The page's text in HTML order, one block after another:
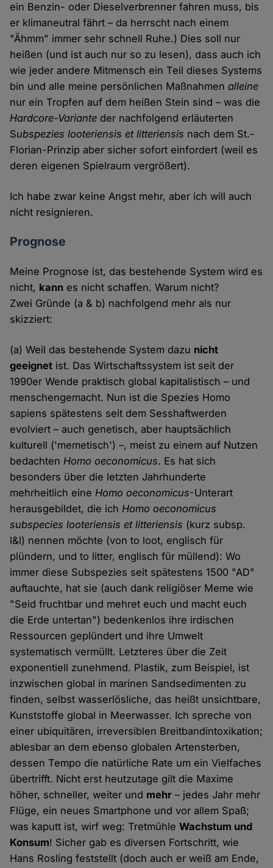
ein Benzin- oder Dieselverbrenner fahren muss, bis
er klimaneutral fährt – da herrscht nach einem
"Ähmm" immer sehr schnell Ruhe.) Dies soll nur
heißen (und ist auch nur so zu lesen), dass auch ich
wie jeder andere Mitmensch ein Teil dieses Systems
bin und alle meine persönlichen Maßnahmenalleine
nur ein Tropfen auf dem heißen Stein sind – was die
Hardcore-Variante der nachfolgend erläuterten
Subspezies looteriensis et litteriensis nach dem St.-
Florian-Prinzip aber sicher sofort einfordert (weil es
deren eigenen Spielraum vergrößert).
Ich habe zwar keine Angst mehr, aber ich will auch
nicht resignieren.
Prognose
Meine Prognose ist, das bestehende System wird es
nicht, kann es nicht schaffen. Warum nicht?
Zwei Gründe (a & b) nachfolgend mehr als nur
skizziert:
(a) Weil das bestehende System dazu nicht
geeignet ist. Das Wirtschaftssystem ist seit der
1990er Wende praktisch global kapitalistisch – und
menschengemacht. Nun ist die Spezies Homo
sapiens spätestens seit dem Sesshaftwerden
evolviert – auch genetisch, aber hauptsächlich
kulturell ('memetisch') –, meist zu einem auf Nutzen
bedachtenHomo oeconomicus. Es hat sich
besonders über die letzten Jahrhunderte
mehrheitlich eineHomo oeconomicus-Unterart
herausgebildet, die ichHomo oeconomicus
subspecies looteriensis et litteriensis (kurz subsp.
l&l) nennen möchte (von to loot, englisch für
plündern, und to litter, englisch für müllend): Wo
immer diese Subspezies seit spätestens 1500 "AD"
auftauchte, hat sie (auch dank religiöser Meme wie
"Seid fruchtbar und mehret euch und macht euch
die Erde untertan") bedenkenlos ihre irdischen
Ressourcen geplündert und ihre Umwelt
systematisch vermüllt. Letzteres über die Zeit
exponentiell zunehmend. Plastik, zum Beispiel, ist
inzwischen global in marinen Sandsedimenten zu
finden, selbst wasserlösliche, das heißt unsichtbare,
Kunststoffe global in Meerwasser. Ich spreche von
einer ubiquitären, irreversiblen Breitbandintoxikation;
ablesbar an dem ebenso globalen Artensterben,
dessen Tempo die natürliche Rate um ein Vielfaches
übertrifft. Nicht erst heutzutage gilt die Maxime
höher, schneller, weiter und mehr – jedes Jahr mehr
Flüge, ein neues Smartphone und vor allem Spaß;
was kaputt ist, wirf weg: TretmühleWachstum und
Konsum! Sicher gab es diversen Fortschritt, wie
Hans Rosling feststellt (doch auch er weiß am Ende,